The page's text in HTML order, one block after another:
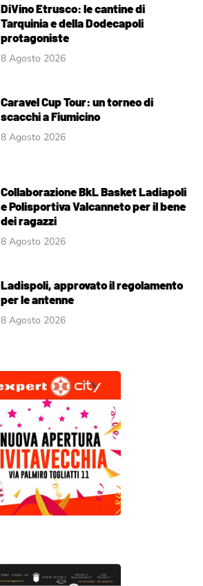
DiVino Etrusco: le cantine di
Tarquinia e della Dodecapoli
protagoniste
8 Agosto 2026
Caravel Cup Tour: un torneo di
scacchi a Fiumicino
8 Agosto 2026
Collaborazione BkL Basket Ladiapoli
e Polisportiva Valcanneto per il bene
dei ragazzi
8 Agosto 2026
Ladispoli, approvato il regolamento
per le antenne
8 Agosto 2026